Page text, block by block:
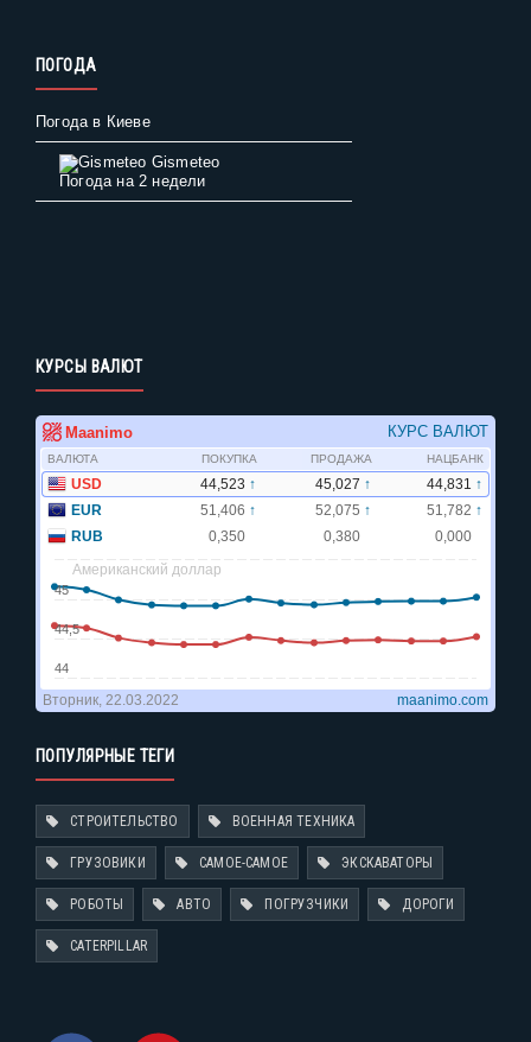
ПОГОДА
Погода в Киеве
Gismeteo
Погода на 2 недели
КУРСЫ ВАЛЮТ
ПОПУЛЯРНЫЕ ТЕГИ
СТРОИТЕЛЬСТВО ВОЕННАЯ ТЕХНИКА
ГРУЗОВИКИ САМОЕ-САМОЕ ЭКСКАВАТОРЫ
РОБОТЫ АВТО ПОГРУЗЧИКИ ДОРОГИ
CATERPILLAR